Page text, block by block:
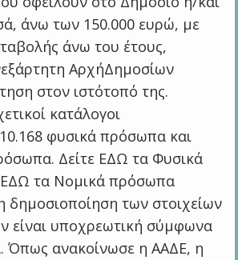
άνω των 150.000 ευρώ, με
άνω του έτους,
ΑρχήΔημοσίων
στον ιστότοπό της.
κατάλογοι
φυσικά πρόσωπα και
Δείτε ΕΔΩ τα Φυσικά
τα Νομικά πρόσωπα
δημοσιοποίηση των στοιχείων
είναι υποχρεωτική σύμφωνα
Όπως ανακοίνωσε η ΑΑΔΕ, η